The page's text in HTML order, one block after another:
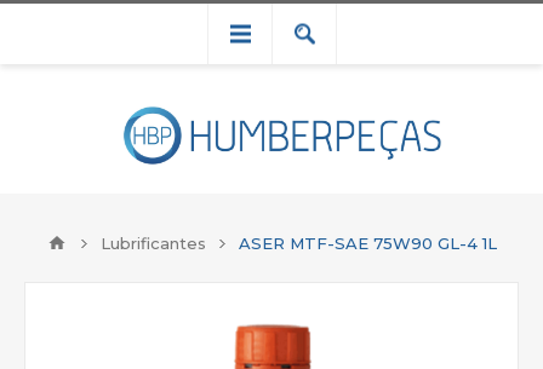
Lubrificantes ASER MTF-SAE 75W90 GL-4 1L